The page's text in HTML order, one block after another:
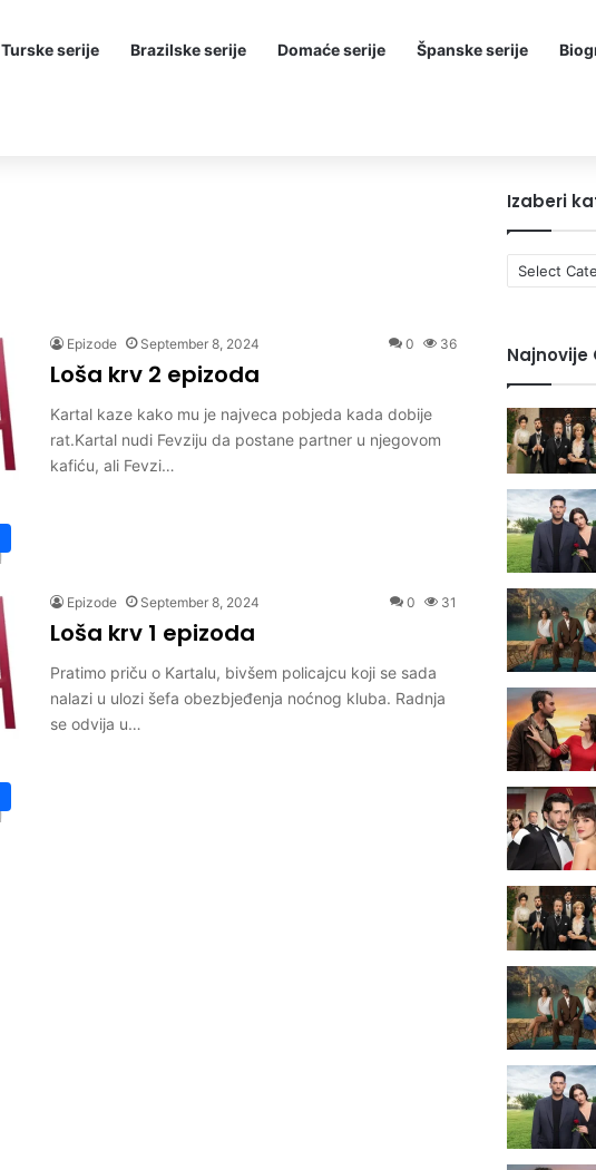
Turske serije Brazilske serije Domaće serije Španske serije
Epizode September 8, 2024 0 36
Loša krv 2 epizoda
Kartal kaze kako mu je najveca pobjeda kada dobije
rat.Kartal nudi Fevziju da postane partner u njegovom
kafiću, ali Fevzi…
Epizode September 8, 2024 0 31
Loša krv 1 epizoda
Pratimo priču o Kartalu, bivšem policajcu koji se sada
nalazi u ulozi šefa obezbjeđenja noćnog kluba. Radnja
se odvija u…
Izaberi
Izaberi
kategoriju
Najnovije